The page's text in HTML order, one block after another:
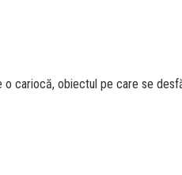
cariocă, obiectul pe care se